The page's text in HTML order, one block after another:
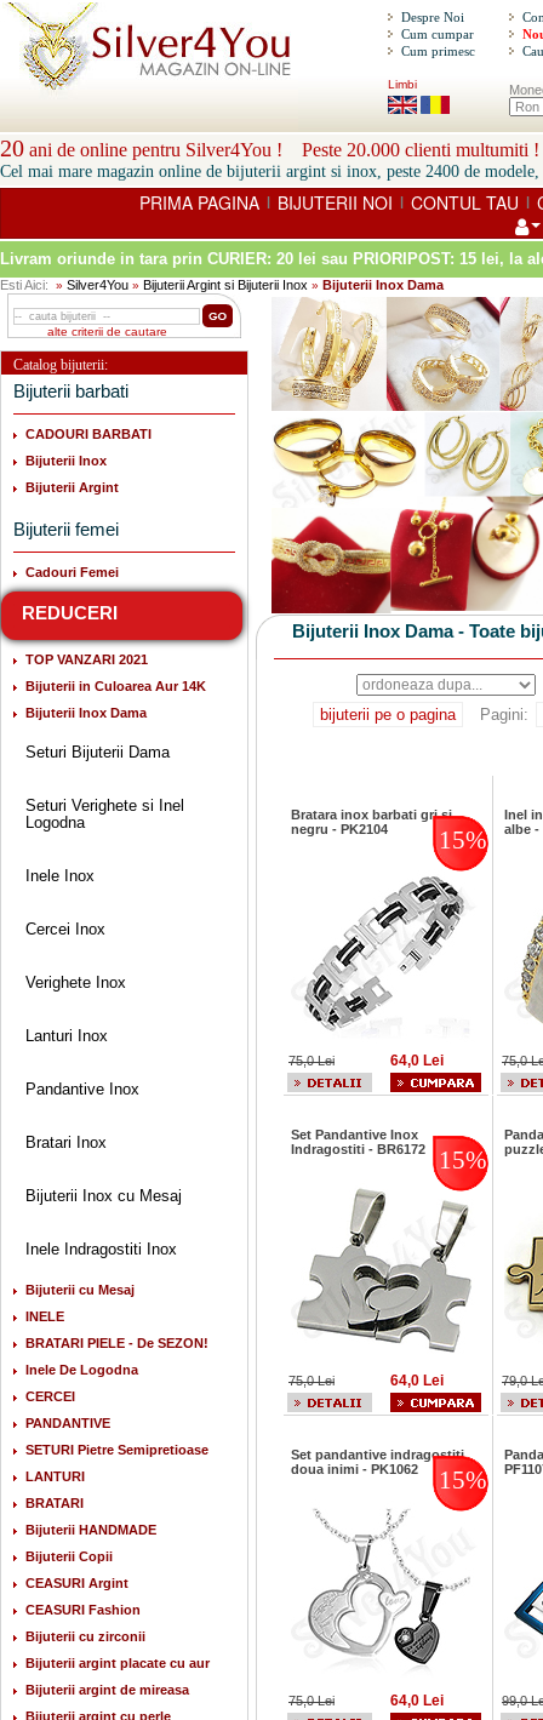
Despre Noi
Cum cumpar
Cum primesc
Limbi
20 ani de online pentru Silver4You ! Peste 20.000 clienti multumiti !
Cel mai mare magazin online de bijuterii argint si inox, peste 2400 de modele,
PRIMA PAGINA | BIJUTERII NOI | CONTUL TAU |
Livram oriunde in tara prin CURIER: 20 lei sau PRIORIPOST: 15 lei, la
Esti Aici: » Silver4You » Bijuterii Argint si Bijuterii Inox » Bijuterii Inox Dama
alte criterii de cautare
Catalog bijuterii:
Bijuterii barbati
CADOURI BARBATI
Bijuterii Inox
Bijuterii Argint
Bijuterii femei
Cadouri Femei
REDUCERI
TOP VANZARI 2021
Bijuterii in Culoarea Aur 14K
Bijuterii Inox Dama
Seturi Bijuterii Dama
Seturi Verighete si Inel
Logodna
Inele Inox
Cercei Inox
Verighete Inox
Lanturi Inox
Pandantive Inox
Bratari Inox
Bijuterii Inox cu Mesaj
Inele Indragostiti Inox
Bijuterii cu Mesaj
INELE
BRATARI PIELE - De SEZON!
Inele De Logodna
CERCEI
PANDANTIVE
SETURI Pietre Semipretioase
LANTURI
BRATARI
Bijuterii HANDMADE
Bijuterii Copii
CEASURI Argint
CEASURI Fashion
Bijuterii cu zirconii
Bijuterii argint placate cu aur
Bijuterii argint de mireasa
Bijuterii argint cu perle
Bijuterii Inox Dama - Toate
bijuterii pe o pagina Pagini:
Bratara inox barbati gri si
negru - PK2104
15%
75,0 Lei 64,0 Lei
Inel
albe -
75,0
Set Pandantive Inox
Indragostiti - BR6172
15%
75,0 Lei 64,0 Lei 79,0
Set pandantive indragostiti
doua inimi - PK1062
15%
75,0 Lei 64,0 Lei 99,0